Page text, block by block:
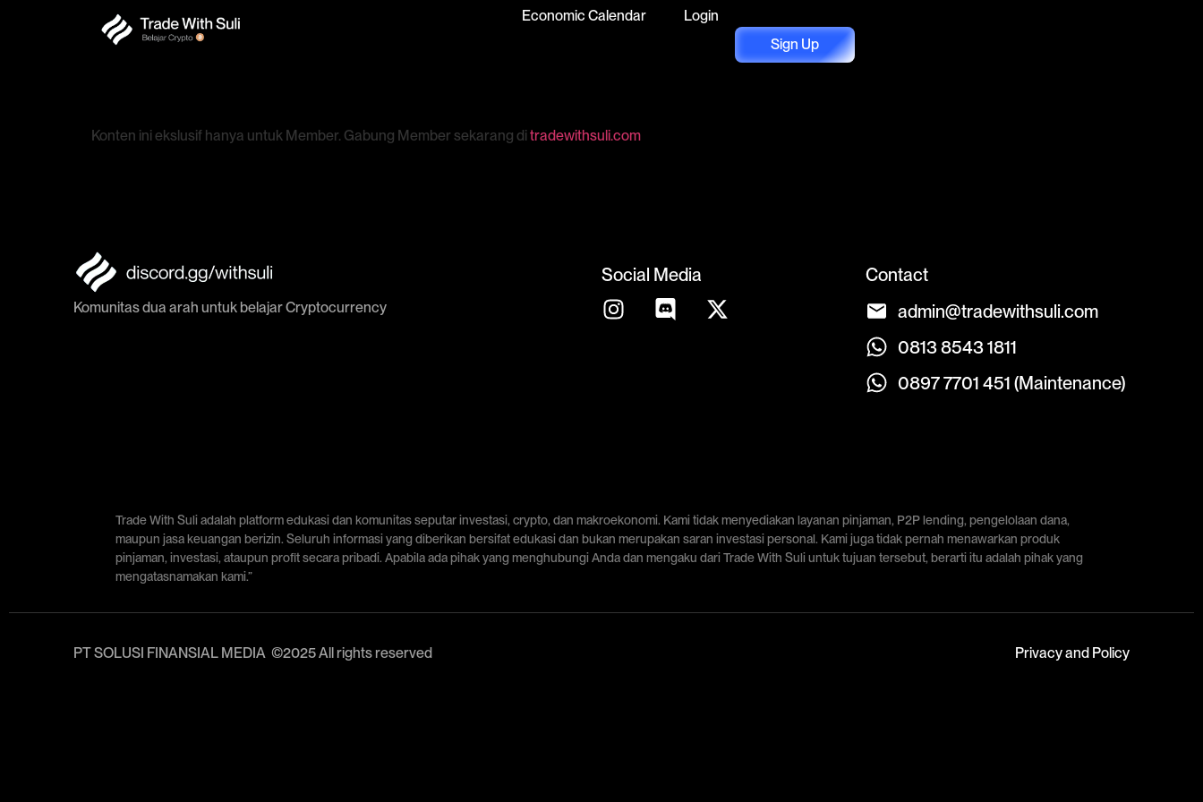
Economic Calendar
Login
Sign Up
Konten ini ekslusif hanya untuk Member. Gabung Member sekarang ditradewithsuli.com
Komunitas dua arah untuk belajar Cryptocurrency
Social Media
Contact
admin@tradewithsuli.com
0813 8543 1811
0897 7701 451 (Maintenance)
Trade With Suli adalah platform edukasi dan komunitas seputar investasi, crypto, dan makroekonomi. Kami tidak menyediakan layanan pinjaman, P2P lending, pengelolaan dana,
maupun jasa keuangan berizin. Seluruh informasi yang diberikan bersifat edukasi dan bukan merupakan saran investasi personal. Kami juga tidak pernah menawarkan produk
pinjaman, investasi, ataupun profit secara pribadi. Apabila ada pihak yang menghubungi Anda dan mengaku dari Trade With Suli untuk tujuan tersebut, berarti itu adalah pihak yang
mengatasnamakan kami.”
PT SOLUSI FINANSIAL MEDIA ©2025 All rights reserved Privacy and Policy